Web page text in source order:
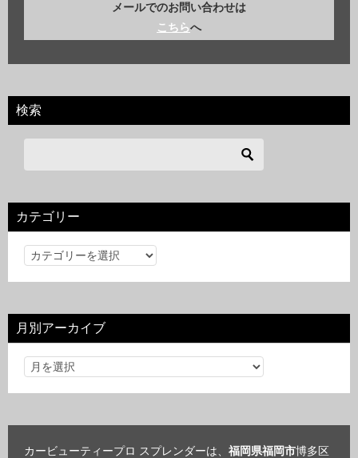
メールでのお問い合わせは
こちらへ
検索
カテゴリー
カ
リ
ー
月別アーカイブ
カービューティープロ スプレンダーは、 福岡県福岡市博多区